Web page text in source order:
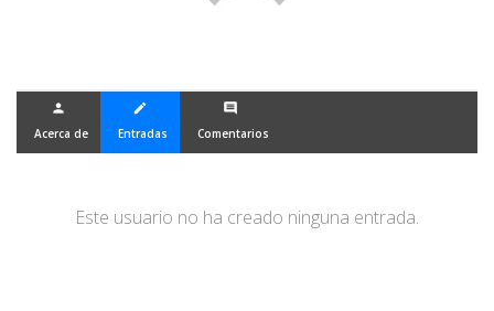
person
Acerca de
create
Entradas
comment
Comentarios
Este usuario no ha creado ninguna entrada.